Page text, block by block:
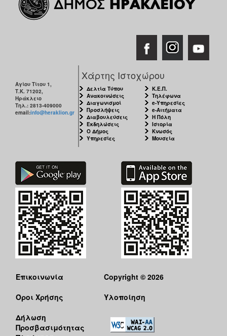
Αγίου Τίτου 1,
Τ.Κ. 71202,
Ηράκλειο
Τηλ.: 2813-409000
email:info@heraklion.gr
Χάρτης Ιστοχώρου
Δελτία Τύπου
Ανακοινώσεις
Διαγωνισμοί
Προσλήψεις
Διαβουλεύσεις
Εκδηλώσεις
Ο Δήμος
Υπηρεσίες
Κ.Ε.Π.
Τηλέφωνα
e-Υπηρεσίες
e-Αιτήματα
Η Πόλη
Ιστορία
Κνωσός
Μουσεία
Επικοινωνία
Όροι Χρήσης
Δήλωση
Προσβασιμότητας
Copyright © 2026
Υλοποίηση